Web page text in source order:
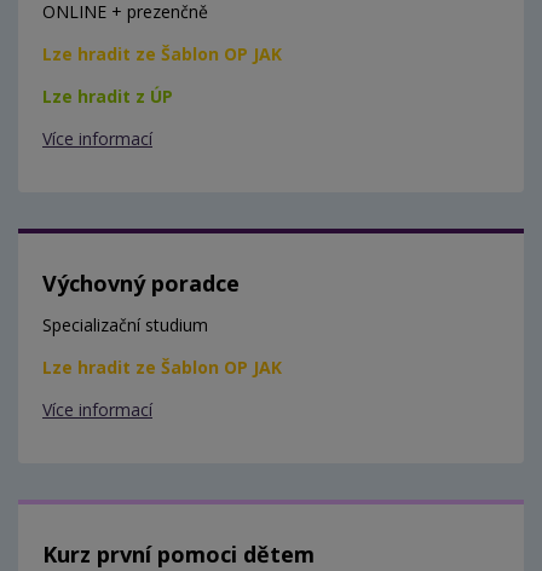
ONLINE + prezenčně
Lze hradit ze Šablon OP JAK
Lze hradit z ÚP
Více informací
Výchovný poradce
Specializační studium
Lze hradit ze Šablon OP JAK
Více informací
Kurz první pomoci dětem